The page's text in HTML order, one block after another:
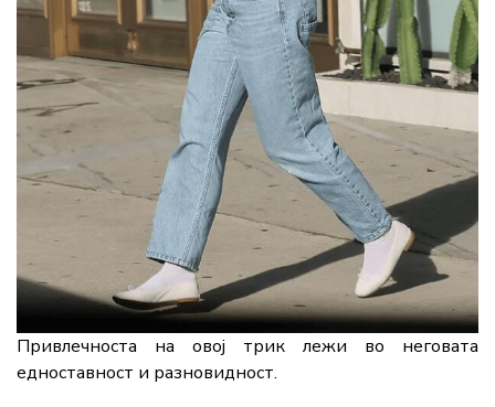
Привлечноста на овој трик лежи во неговата
едноставност и разновидност.